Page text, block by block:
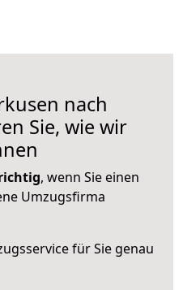
nach
Sie, wie wir
, wenn Sie einen
Umzugsfirma
für Sie genau